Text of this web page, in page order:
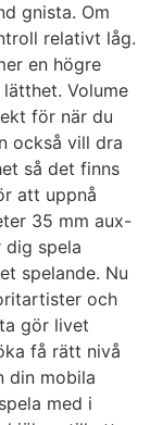
gnista. Om
relativt låg.
en högre
Volume
för när du
också vill dra
så det finns
att uppnå
35 mm aux-
spela
spelande. Nu
och
gör livet
få rätt nivå
din mobila
med i